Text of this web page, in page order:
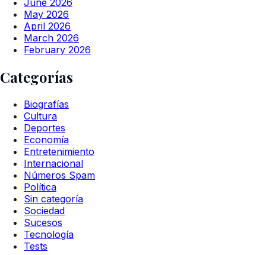
May 2026
April 2026
March 2026
February 2026
Categorías
Biografías
Cultura
Deportes
Economía
Entretenimiento
Internacional
Números Spam
Política
Sin categoría
Sociedad
Sucesos
Tecnología
Tests